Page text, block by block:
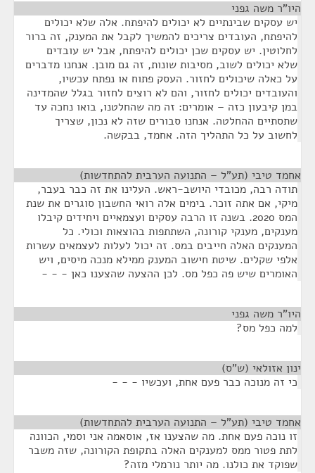
היו"ר משה גפני
יש עסקים שבינתיים לא יכולים להיפתח. אלה שלא יכולים
להיפתח, העובדים צריכים להמשיך לקבל את המענק, זה ברור
לחלוטין. יש עסקים שכן יכולים להיפתח, אבל יש עובדים
שלא יכולים לשוב, מסיבות שונות, זה גם מובן. אנחנו מדברים
על כאלה שיכולים לחזור. העסק פתוח או נפתח עכשיו,
והעובדים יכולים לחזור, והם לא רוצים לחזור בגלל שהמדינה
במן קיבעון כזה – אומרים: זה מה שהחלטנו, בואו נחכה עד
שתסתיים ההחלטה. אנחנו סבורים שזה לא נכון, שצריך
לחשוב על כל התהליך הזה. אחמד, בבקשה.
אחמד טיבי (תע"ל – התנועה הערבית להתחדשות)
תודה רבה, מכובדי היושב-ראש. העלינו את זה כבר בעבר,
מיקי, אם אתה זוכר. בימים אלה רואי החשבון סוגרים את שנת
המס 2020. בשנה זו הרבה עסקים ועצמאיים ויחידים קיבלו
מענקים, מענקי קורונה, השתתפות בהוצאות וכולי. כל
המענקים האלה חייבים במס. זה יכול לעלות לעצמאים עשרות
אלפי שקלים. שיטת חישוב המענק ממילא מנכה מיסים, ויש
האומרים שיש פה כפל מס. לכן ההצעה שהצענו כאן - - -
היו"ר משה גפני
למה כפל מס?
ינון אזולאי (ש"ס)
כי זה מנוכה כבר פעם אחת, ועכשיו - - -
אחמד טיבי (תע"ל – התנועה הערבית להתחדשות)
זו נוכה פעם אחת. מה שהצענו אז, אוסאמה אני וסמי, הכוונה
לתת פטור ממס למענקים האלה בתקופת הקורונה, שזה משבר
שפוקד את כולנו. מה יותר נורמלי מזה?